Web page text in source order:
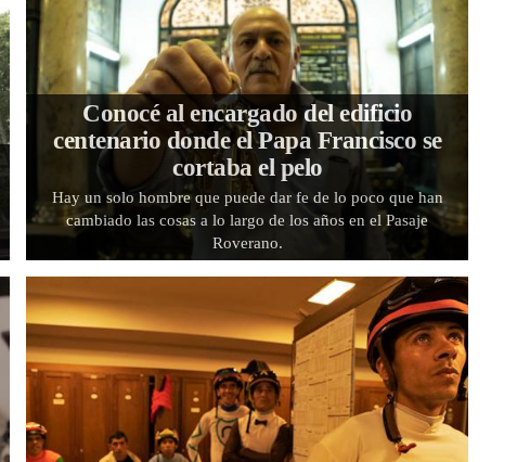
Conocé al encargado del edificio
centenario donde el Papa Francisco se
cortaba el pelo
Hay un solo hombre que puede dar fe de lo poco que han
cambiado las cosas a lo largo de los años en el Pasaje
Roverano.